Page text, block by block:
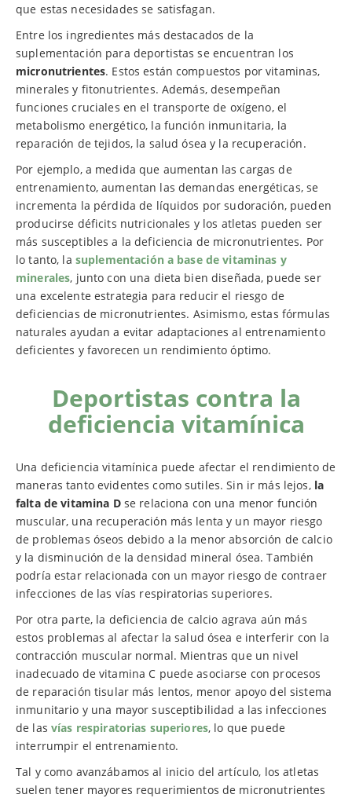
que estas necesidades se satisfagan.
Entre los ingredientes más destacados de la
suplementación para deportistas se encuentran los
micronutrientes. Estos están compuestos por vitaminas,
minerales y fitonutrientes. Además, desempeñan
funciones cruciales en el transporte de oxígeno, el
metabolismo energético, la función inmunitaria, la
reparación de tejidos, la salud ósea y la recuperación.
Por ejemplo, a medida que aumentan las cargas de
entrenamiento, aumentan las demandas energéticas, se
incrementa la pérdida de líquidos por sudoración, pueden
producirse déficits nutricionales y los atletas pueden ser
más susceptibles a la deficiencia de micronutrientes. Por
lo tanto, la suplementación a base de vitaminas y
minerales, junto con una dieta bien diseñada, puede ser
una excelente estrategia para reducir el riesgo de
deficiencias de micronutrientes. Asimismo, estas fórmulas
naturales ayudan a evitar adaptaciones al entrenamiento
deficientes y favorecen un rendimiento óptimo.
Deportistas contra la
deficiencia vitamínica
Una deficiencia vitamínica puede afectar el rendimiento de
maneras tanto evidentes como sutiles. Sin ir más lejos, la
falta de vitamina Dse relaciona con una menor función
muscular, una recuperación más lenta y un mayor riesgo
de problemas óseos debido a la menor absorción de calcio
y la disminución de la densidad mineral ósea. También
podría estar relacionada con un mayor riesgo de contraer
infecciones de las vías respiratorias superiores.
Por otra parte, la deficiencia de calcio agrava aún más
estos problemas al afectar la salud ósea e interferir con la
contracción muscular normal. Mientras que un nivel
inadecuado de vitamina C puede asociarse con procesos
de reparación tisular más lentos, menor apoyo del sistema
inmunitario y una mayor susceptibilidad a las infecciones
de las vías respiratorias superiores, lo que puede
interrumpir el entrenamiento.
Tal y como avanzábamos al inicio del artículo, los atletas
suelen tener mayores requerimientos de micronutrientes